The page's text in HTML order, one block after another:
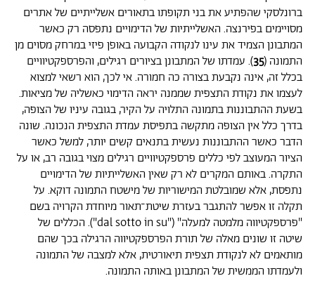
ברונלסקי שהפתיע את בני תקופתו בתאורים אשלייתיים של אתרים
מסויימים בפירנצה. האשלייתיות של הדימויים נתפסה רק כאשר
המתבונן הצמיד את עינו לנקודה הקבועה באופן פיזי במרחק מסוים מן
התמונה (35). עמדתו של המתבונן בציורים רגילים, והפרספקטיוויים
בכלל זה, אינה נקבעת בצורה כה חמורה. אי לכך, הוא רשאי למצוא
לעצמו את נקודת התצפית שממנה יראה הדימוי כאשליה של מציאות.
בשעת ההתבוננות בתמונה התלויה על הקיר, בגובה עיניו של הצופה,
בדרך כלל אין הצופה מתקשה בתפיסת עמדת התצפית הנכונה. שונה
הדבר כאשר ההתבוננות נעשית בתנאים קשים יותר, למשל כאשר
הציור המעוצב לפי כללים פרספקטיוויים רגילים מצוי בגובה רב, או על
התקרה. באותם המקרים לא רק שאין האשלייתיות של הדימויים
נתפסת, אלא שמובלטת המישוריות של מישטח התמונה דוקא. על
תקלה זו אפשר להתגבר בעזרת שיטת־תאור מיוחדת הקרויה בשם
"פרספקטיווה מלמטה למעלה" ("dal sotto in su"). הכללים של
שיטה זו שונים מאלה של תורת הפרספקטיווה הרגילה בכך שהם
מותאמים לא לנקודת תצפית תיאורטית, אלא למצבה של התמונה
ולעמדתו הממשית של המתבונן באותה התמונה.